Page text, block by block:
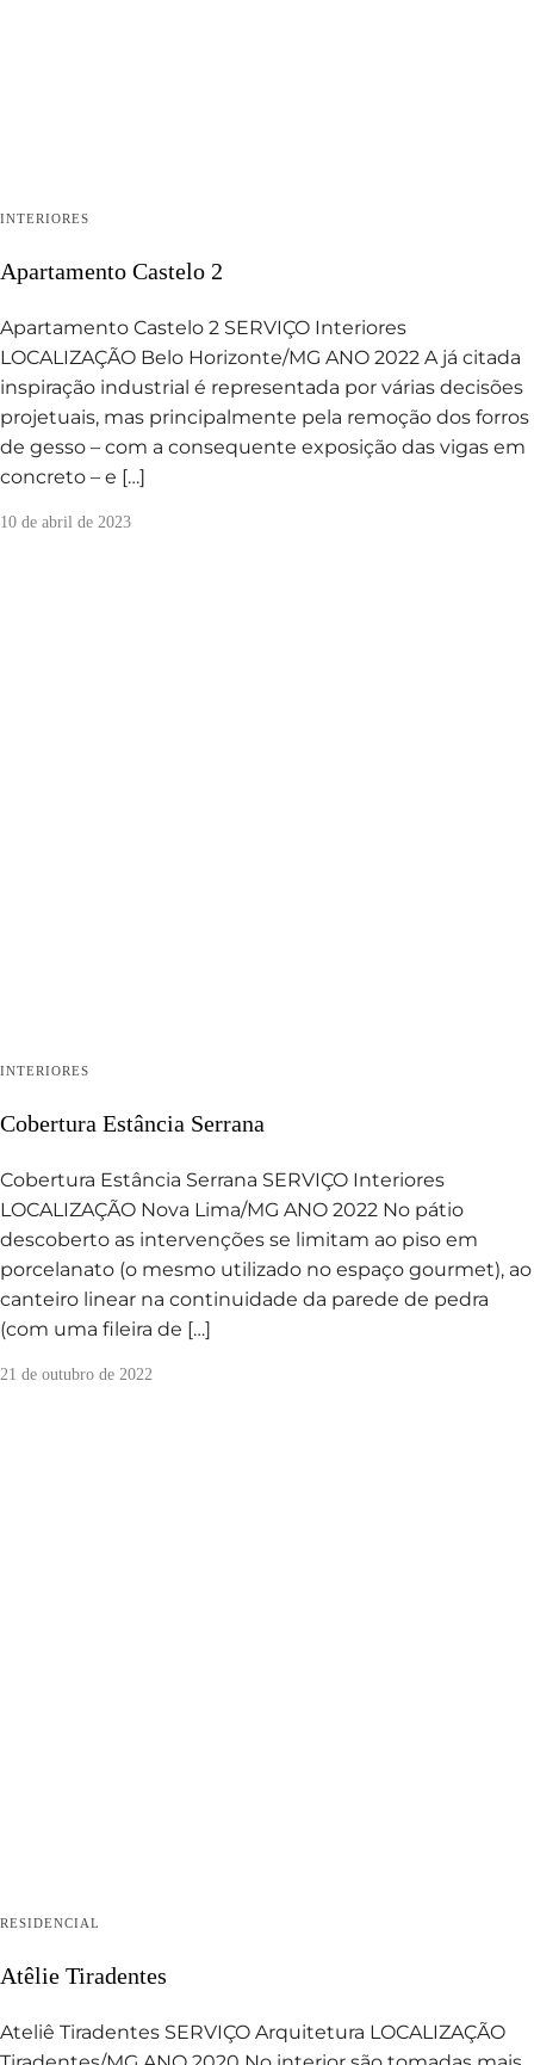
INTERIORES
Apartamento Castelo 2
Apartamento Castelo 2 SERVIÇO Interiores
LOCALIZAÇÃO Belo Horizonte/MG ANO 2022 A já citada
inspiração industrial é representada por várias decisões
projetuais, mas principalmente pela remoção dos forros
de gesso – com a consequente exposição das vigas em
concreto – e […]
10 de abril de 2023
INTERIORES
Cobertura Estância Serrana
Cobertura Estância Serrana SERVIÇO Interiores
LOCALIZAÇÃO Nova Lima/MG ANO 2022 No pátio
descoberto as intervenções se limitam ao piso em
porcelanato (o mesmo utilizado no espaço gourmet), ao
canteiro linear na continuidade da parede de pedra
(com uma fileira de […]
21 de outubro de 2022
RESIDENCIAL
Atêlie Tiradentes
Ateliê Tiradentes SERVIÇO Arquitetura LOCALIZAÇÃO